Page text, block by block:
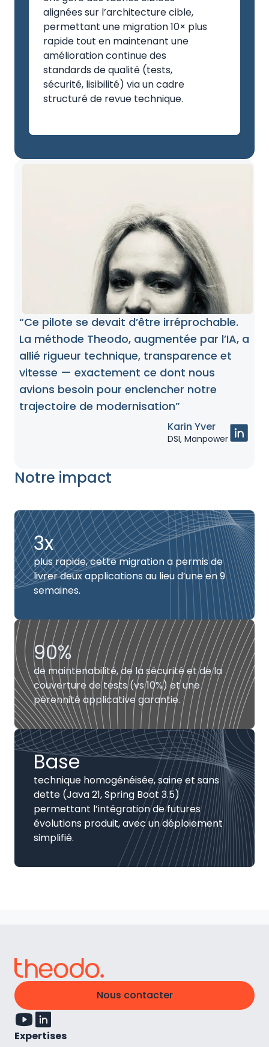
alignées sur l’architecture cible,
permettant une migration 10× plus
rapide tout en maintenant une
amélioration continue des
standards de qualité (tests,
sécurité, lisibilité) via un cadre
structuré de revue technique.
“Ce pilote se devait d’être irréprochable.
La méthode Theodo, augmentée par l’IA, a
allié rigueur technique, transparence et
vitesse — exactement ce dont nous
avions besoin pour enclencher notre
trajectoire de modernisation”
Karin Yver
DSI, Manpower
Notre impact
3x
plus rapide, cette migration a permis de
livrer deux applications au lieu d’une en 9
semaines.
90%
de maintenabilité, de la sécurité et de la
couverture de tests (vs 10%) et une
pérennité applicative garantie.
Base
technique homogénéisée, saine et sans
dette (Java 21, Spring Boot 3.5)
permettant l’intégration de futures
évolutions produit, avec un déploiement
simplifié.
Nous contacter
Expertises